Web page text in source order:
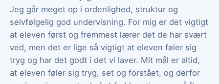
Jeg går meget op i ordenlighed, struktur og
selvfølgelig god undervisning. For mig er det vigtigt
at eleven først og fremmest lærer det de har svært
ved, men det er lige så vigtigt at eleven føler sig
tryg og har det godt i det vi laver. Mit mål er altid,
at eleven føler sig tryg, set og forstået, og derfor